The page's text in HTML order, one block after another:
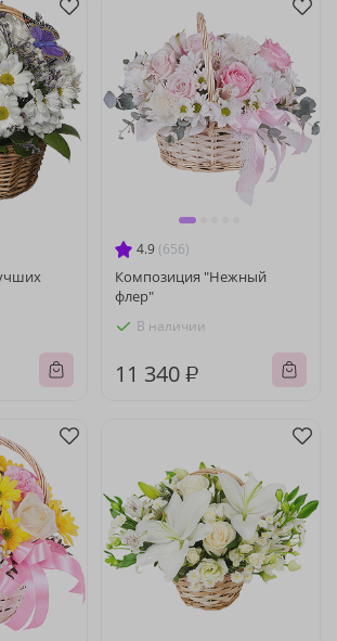
4.9 (656)
Композиция "Нежный
флер"
В наличии
11 340 ₽